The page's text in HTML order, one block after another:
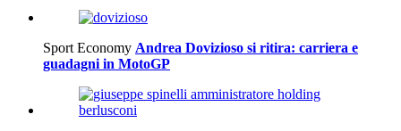
Sport Economy Andrea Dovizioso si ritira: carriera e
guadagni in MotoGP